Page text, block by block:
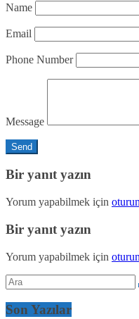
Name
Email
Phone Number
Message
Bir yanıt yazın
Yorum yapabilmek için
Bir yanıt yazın
Yorum yapabilmek için
Son Yazılar